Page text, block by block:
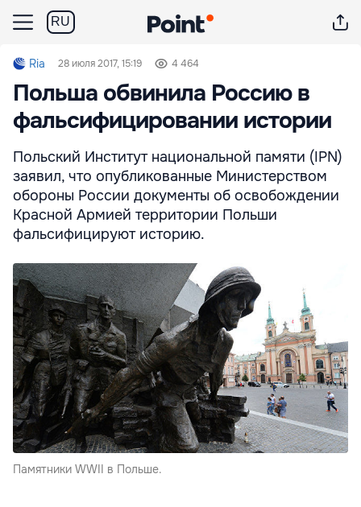
RU
Ria 28 июля 2017, 15:19 4 464
Польша обвинила Россию в
фальсифицировании истории
Польский Институт национальной памяти (IPN)
заявил, что опубликованные Министерством
обороны России документы об освобождении
Красной Армией территории Польши
фальсифицируют историю.
Памятники WWII в Польше.